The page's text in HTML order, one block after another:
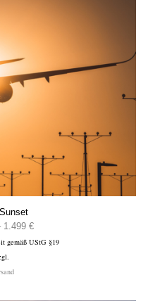
1.499 €Preisspanne:
199 €
gemäß UStG §19